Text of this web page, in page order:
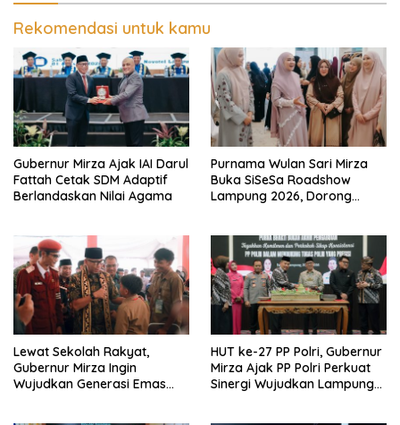
Rekomendasi untuk kamu
Gubernur Mirza Ajak IAI Darul
Fattah Cetak SDM Adaptif
Berlandaskan Nilai Agama
Purnama Wulan Sari Mirza
Buka SiSeSa Roadshow
Lampung 2026, Dorong
Lewat Sekolah Rakyat,
Gubernur Mirza Ingin
Wujudkan Generasi Emas
HUT ke-27 PP Polri, Gubernur
Mirza Ajak PP Polri Perkuat
Sinergi Wujudkan Lampung